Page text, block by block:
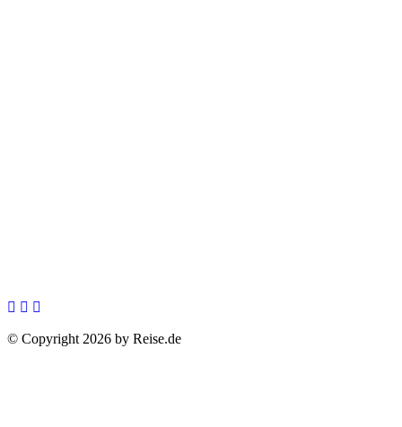
© Copyright 2026 by Reise.de